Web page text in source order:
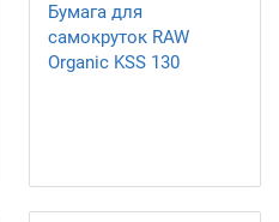
Бумага для
самокруток RAW
Organic KSS 130